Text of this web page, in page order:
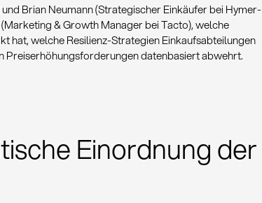
Brian Neumann (Strategischer Einkäufer bei Hymer-
& Growth Manager bei Tacto), welche
hat, welche Resilienz-Strategien Einkaufsabteilungen
Preiserhöhungsforderungen datenbasiert abwehrt.
Einordnung der